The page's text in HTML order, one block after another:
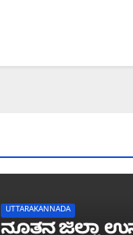
UTTARAKANNADA